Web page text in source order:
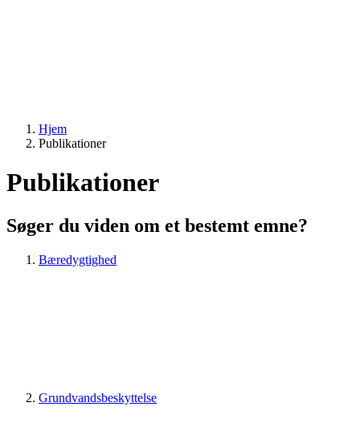
Hjem
Publikationer
Publikationer
Søger du viden om et bestemt emne?
Bæredygtighed
Grundvandsbeskyttelse